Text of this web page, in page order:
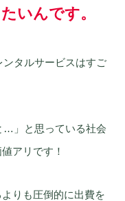
いんです。
タルサービスはすご
…」と思っている社会
アリです！
りも圧倒的に出費を